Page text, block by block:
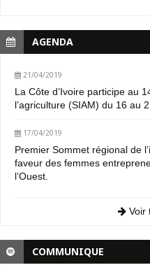
AGENDA
21/04/2019
La Côte d’Ivoire participe au
l’agriculture (SIAM) du 16 au
17/04/2019
Premier Sommet régional de
faveur des femmes
l’Ouest.
Voir
COMMUNIQUE